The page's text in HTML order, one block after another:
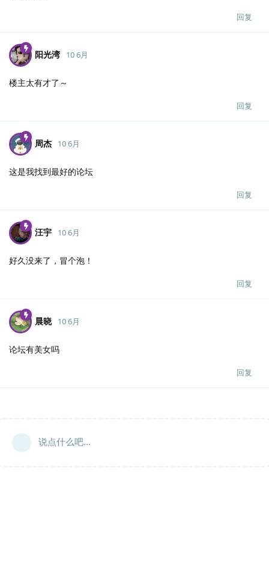
回复
阳光湾 10 6月
楼主太有才了～
回复
周杰 10 6月
这是我找到最好的论坛
回复
汪宇 10 6月
好久没来了，冒个泡！
回复
晨晓 10 6月
论坛有美女吗
回复
说点什么吧...